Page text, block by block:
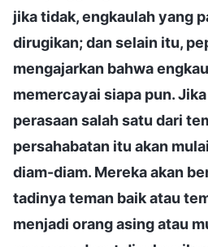
jika tidak, engkaulah yang
dirugikan; dan selain itu,
mengajarkan bahwa
memercayai siapa pun.
perasaan salah satu dari
persahabatan itu akan
diam-diam. Mereka akan
tadinya teman baik atau
menjadi orang asing atau